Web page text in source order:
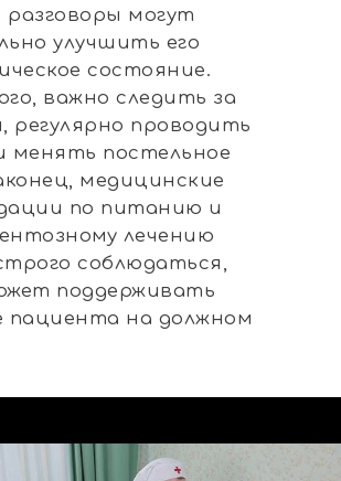
могут
улучшить его
состояние.
важно следить за
регулярно проводить
менять постельное
медицинские
по питанию и
лечению
соблюдаться,
поддерживать
пациента на должном